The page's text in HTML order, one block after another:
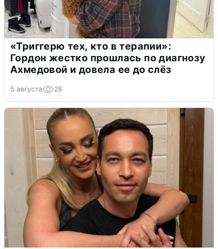
«Триггерю тех, кто в терапии»:
Гордон жестко прошлась по диагнозу
Ахмедовой и довела ее до слёз
5 августа 28